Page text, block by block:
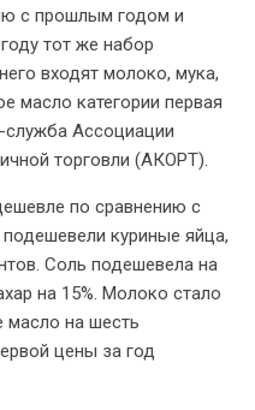
с прошлым годом и
тот же набор
входят молоко, мука,
масло категории первая
Ассоциации
торговли (АКОРТ).
по сравнению с
куриные яйца,
Соль подешевела на
на 15%. Молоко стало
масло на шесть
цены за год